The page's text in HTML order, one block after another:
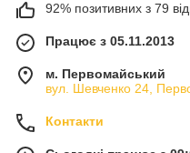
92% позитивних з 79
Працює з 05.11.2013
м. Первомайський
вул. Шевченко 24,
Контакти